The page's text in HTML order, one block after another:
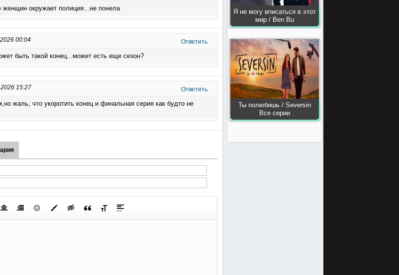
Я не могу вписаться в этот
мир / Ben Bu
Ты полюбишь / Seversin
Все серии
женщин окружает полиция...не понела
00:04 Ответить
быть такой конец...может есть еще сезон?
15:27 Ответить
жаль, что укоротить конец и финальная серия как будто не